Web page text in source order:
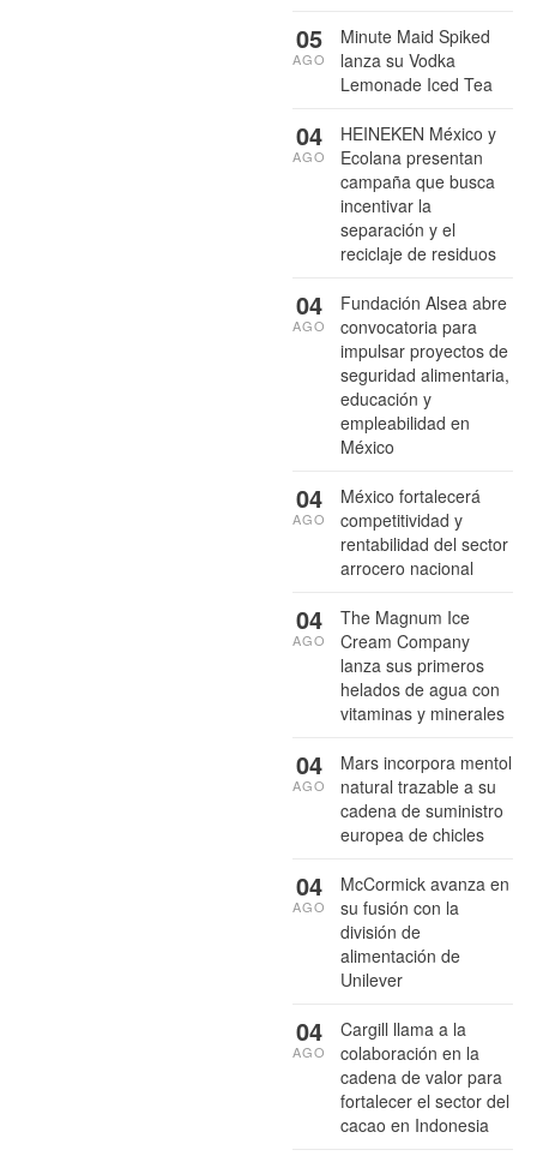
Minute Maid Spiked
lanza su Vodka
Lemonade Iced Tea
05
AGO
HEINEKEN México y
Ecolana presentan
campaña que busca
incentivar la
separación y el
reciclaje de residuos
04
AGO
Fundación Alsea abre
convocatoria para
impulsar proyectos de
seguridad alimentaria,
educación y
empleabilidad en
México
04
AGO
México fortalecerá
competitividad y
rentabilidad del sector
arrocero nacional
04
AGO
The Magnum Ice
Cream Company
lanza sus primeros
helados de agua con
vitaminas y minerales
04
AGO
Mars incorpora mentol
natural trazable a su
cadena de suministro
europea de chicles
04
AGO
McCormick avanza en
su fusión con la
división de
alimentación de
Unilever
04
AGO
Cargill llama a la
colaboración en la
cadena de valor para
fortalecer el sector del
cacao en Indonesia
04
AGO